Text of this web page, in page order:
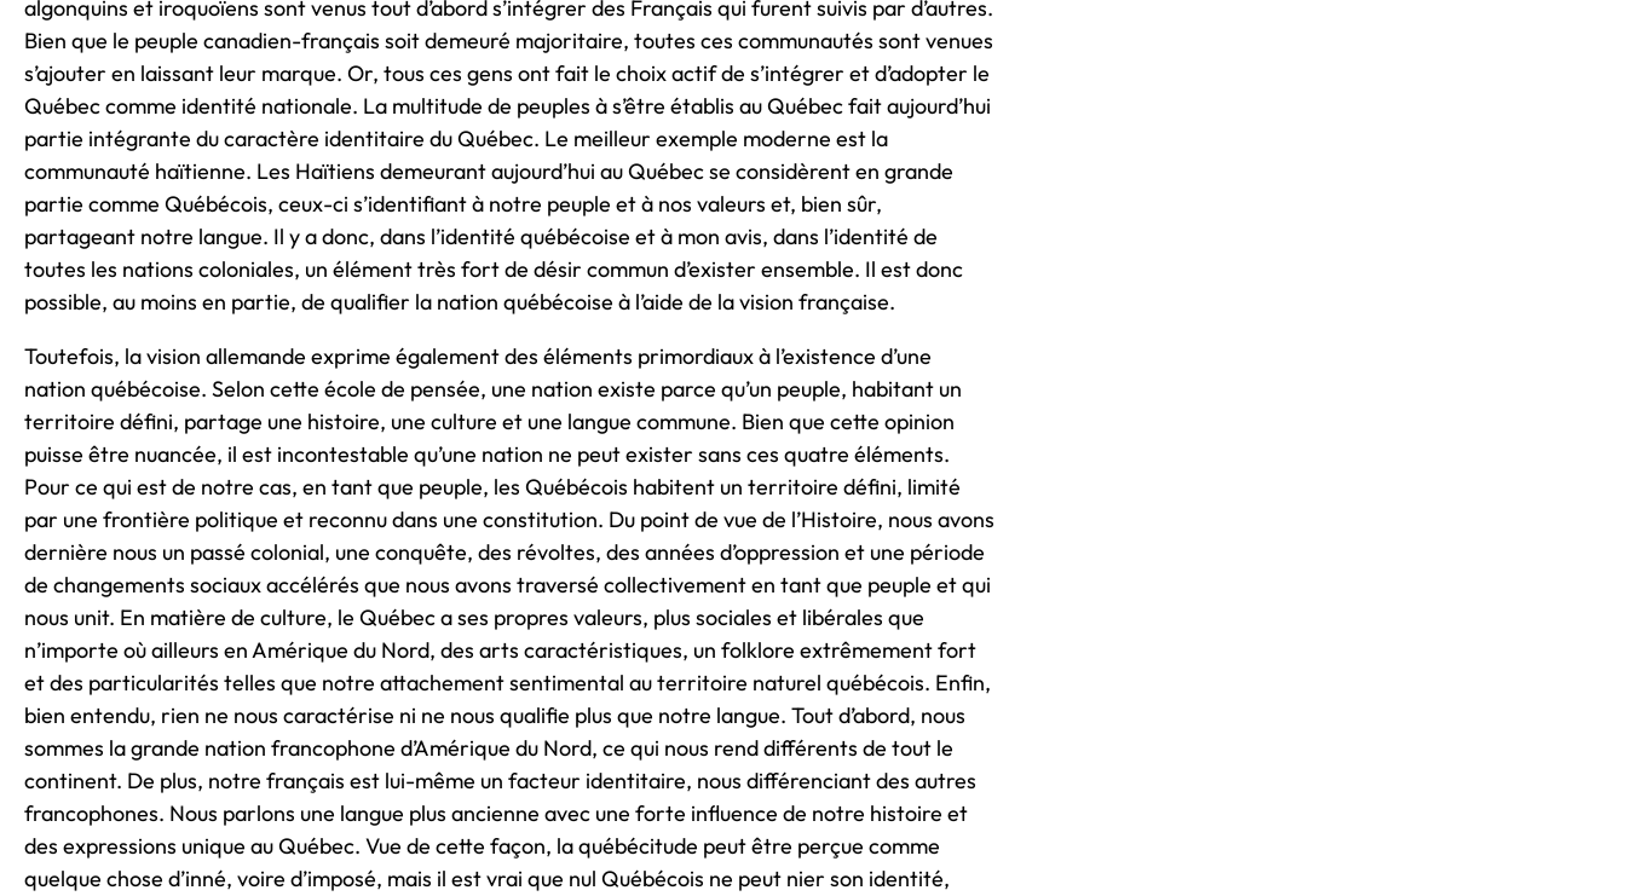
algonquins et iroquoïens sont venus tout d’abord s’intégrer des Français qui furent suivis par d’autres.
Bien que le peuple canadien-français soit demeuré majoritaire, toutes ces communautés sont venues
s’ajouter en laissant leur marque. Or, tous ces gens ont fait le choix actif de s’intégrer et d’adopter le
Québec comme identité nationale. La multitude de peuples à s’être établis au Québec fait aujourd’hui
partie intégrante du caractère identitaire du Québec. Le meilleur exemple moderne est la
communauté haïtienne. Les Haïtiens demeurant aujourd’hui au Québec se considèrent en grande
partie comme Québécois, ceux-ci s’identifiant à notre peuple et à nos valeurs et, bien sûr,
partageant notre langue. Il y a donc, dans l’identité québécoise et à mon avis, dans l’identité de
toutes les nations coloniales, un élément très fort de désir commun d’exister ensemble. Il est donc
possible, au moins en partie, de qualifier la nation québécoise à l’aide de la vision française.
Toutefois, la vision allemande exprime également des éléments primordiaux à l’existence d’une
nation québécoise. Selon cette école de pensée, une nation existe parce qu’un peuple, habitant un
territoire défini, partage une histoire, une culture et une langue commune. Bien que cette opinion
puisse être nuancée, il est incontestable qu’une nation ne peut exister sans ces quatre éléments.
Pour ce qui est de notre cas, en tant que peuple, les Québécois habitent un territoire défini, limité
par une frontière politique et reconnu dans une constitution. Du point de vue de l’Histoire, nous avons
dernière nous un passé colonial, une conquête, des révoltes, des années d’oppression et une période
de changements sociaux accélérés que nous avons traversé collectivement en tant que peuple et qui
nous unit. En matière de culture, le Québec a ses propres valeurs, plus sociales et libérales que
n’importe où ailleurs en Amérique du Nord, des arts caractéristiques, un folklore extrêmement fort
et des particularités telles que notre attachement sentimental au territoire naturel québécois. Enfin,
bien entendu, rien ne nous caractérise ni ne nous qualifie plus que notre langue. Tout d’abord, nous
sommes la grande nation francophone d’Amérique du Nord, ce qui nous rend différents de tout le
continent. De plus, notre français est lui-même un facteur identitaire, nous différenciant des autres
francophones. Nous parlons une langue plus ancienne avec une forte influence de notre histoire et
des expressions unique au Québec. Vue de cette façon, la québécitude peut être perçue comme
quelque chose d’inné, voire d’imposé, mais il est vrai que nul Québécois ne peut nier son identité,